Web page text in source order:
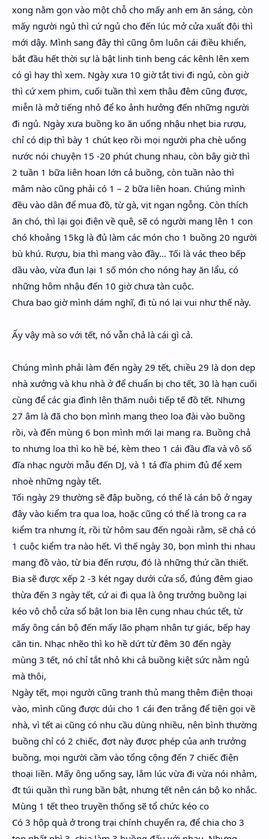
xong nằm gọn vào một chỗ cho mấy anh em ăn sáng, còn
mấy người ngủ thì cứ ngủ cho đến lúc mở cửa xuất đội thì
mới dậy. Mình sang đây thì cũng ôm luôn cái điều khiển,
bắt đầu hết thời sự là bật linh tinh beng các kênh lên xem
có gì hay thì xem. Ngày xưa 10 giờ tắt tivi đi ngủ, còn giờ
thì cứ xem phim, cuối tuần thì xem thâu đêm cũng được,
miễn là mở tiếng nhỏ để ko ảnh hưởng đến những người
đi ngủ. Ngày xưa buồng ko ăn uống nhậu nhẹt bia rượu,
chỉ có dịp thì bày 1 chút kẹo rồi mọi người pha chè uống
nước nói chuyện 15 -20 phút chung nhau, còn bây giờ thì
2 tuần 1 bữa liên hoan lớn cả buồng, còn tuần nào thì
mâm nào cũng phải có 1 – 2 bữa liên hoan. Chúng mình
đều vào dân để mua đồ, từ gà, vịt ngan ngỗng. Còn thích
ăn chó, thì lại gọi điện về quê, sẽ có người mang lên 1 con
chó khoảng 15kg là đủ làm các món cho 1 buồng 20 người
bù khú. Rượu, bia thì mang vào đầy… Tối là vác theo bếp
dầu vào, vừa đun lại 1 số món cho nóng hay ăn lẩu, có
những hôm nhậu đến 10 giờ chưa tàn cuộc.
Chưa bao giờ mình dám nghĩ, đi tù nó lại vui như thế này.
Ấy vậy mà so với tết, nó vẫn chả là cái gì cả.
Chúng mình phải làm đến ngày 29 tết, chiều 29 là dọn dẹp
nhà xưởng và khu nhà ở để chuẩn bị cho tết, 30 là hạn cuối
cùng để các gia đình lên thăm nuôi tiếp tế đồ tết. Nhưng
27 âm là đã cho bọn mình mang theo loa đài vào buồng
rồi, và đến mùng 6 bọn mình mới lại mang ra. Buồng chả
to nhưng loa thì ko hề bé, kèm theo 1 cái đầu đĩa và vô số
đĩa nhạc người mẫu đến DJ, và 1 tá đĩa phim đủ để xem
nhoè những ngày tết.
Tối ngày 29 thường sẽ đập buồng, có thể là cán bộ ở ngay
đây vào kiểm tra qua loa, hoặc cũng có thể là trong ca ra
kiểm tra nhưng ít, rồi từ hôm sau đến ngoài rằm, sẽ chả có
1 cuộc kiểm tra nào hết. Vì thế ngày 30, bọn mình thi nhau
mang đồ vào, từ bia đến rượu, đó là những thứ cần thiết.
Bia sẽ được xếp 2 -3 két ngay dưới cửa sổ, đúng đêm giao
thừa đến 3 ngày tết, cứ ai đi qua là ông trưởng buồng lại
kéo vô chỗ cửa sổ bật lon bia lên cụng nhau chúc tết, từ
mấy ông cán bộ đến mấy lão phạm nhân tự giác, bếp hay
căn tin. Nhạc nhẽo thì ko hề dứt từ đêm 30 đến ngày
mùng 3 tết, nó chỉ tắt nhỏ khi cả buồng kiệt sức nằm ngủ
mà thôi,
Ngày tết, mọi người cũng tranh thủ mang thêm điện thoại
vào, mình cũng được dúi cho 1 cái đen trắng để tiện gọi về
nhà, vì tết ai cũng có nhu cầu dùng nhiều, nên bình thường
buồng chỉ có 2 chiếc, đợt này được phép của anh trưởng
buồng, mọi người cầm vào tổng cộng đến 7 chiếc điện
thoại liền. Mấy ông uống say, lắm lúc vừa đi vừa nói nhảm,
đt túi quần thì rung bần bật, nhưng tết nên cán bộ ko nhắc.
Mùng 1 tết theo truyền thống sẽ tổ chức kéo co
Có 3 hộp quà ở trong trại chính chuyển ra, để chia cho 3